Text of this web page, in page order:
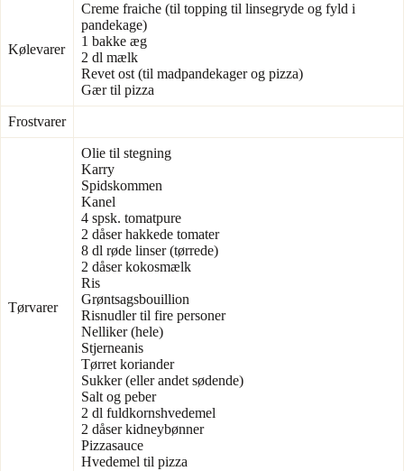
Kølevarer
Creme fraiche (til topping til linsegryde og fyld i
pandekage)
1 bakke æg
2 dl mælk
Revet ost (til madpandekager og pizza)
Gær til pizza
Frostvarer
Tørvarer
Olie til stegning
Karry
Spidskommen
Kanel
4 spsk. tomatpure
2 dåser hakkede tomater
8 dl røde linser (tørrede)
2 dåser kokosmælk
Ris
Grøntsagsbouillion
Risnudler til fire personer
Nelliker (hele)
Stjerneanis
Tørret koriander
Sukker (eller andet sødende)
Salt og peber
2 dl fuldkornshvedemel
2 dåser kidneybønner
Pizzasauce
Hvedemel til pizza